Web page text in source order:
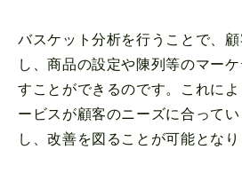
バスケット分析を行うことで、
し、商品の設定や陳列等のマー
すことができるのです。これに
ービスが顧客のニーズに合って
し、改善を図ることが可能となり